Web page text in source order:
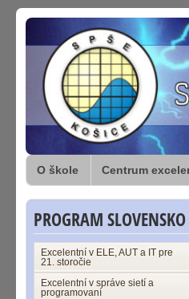
O škole Centrum
PROGRAM SLOVENSKO
Excelentní v ELE, AUT a IT pre
21. storočie
Excelentní v správe sietí a
programovaní